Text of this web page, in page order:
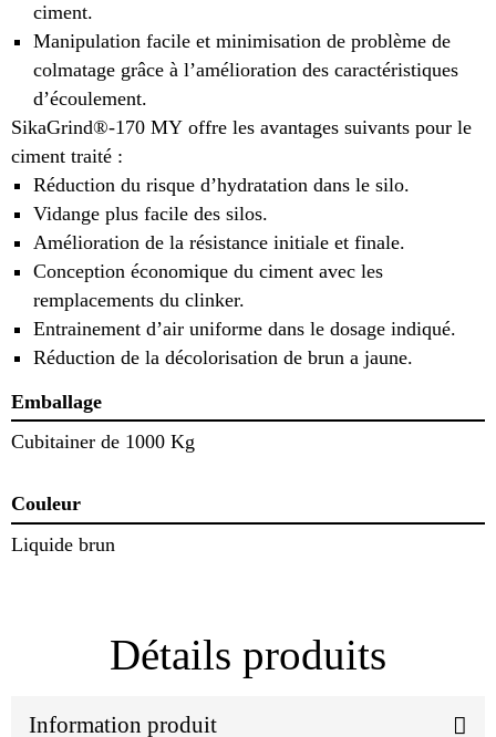
ciment.
Manipulation facile et minimisation de problème de
colmatage grâce à l’amélioration des caractéristiques
d’écoulement.
SikaGrind®-170 MY offre les avantages suivants pour le
ciment traité :
Réduction du risque d’hydratation dans le silo.
Vidange plus facile des silos.
Amélioration de la résistance initiale et finale.
Conception économique du ciment avec les
remplacements du clinker.
Entrainement d’air uniforme dans le dosage indiqué.
Réduction de la décolorisation de brun a jaune.
Emballage
Cubitainer de 1000 Kg
Couleur
Liquide brun
Détails produits
Information produit